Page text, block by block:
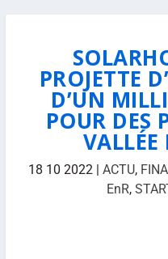
PROJETTE
D’UN
POUR DES
18 10 2022 |ACTU,
EnR,